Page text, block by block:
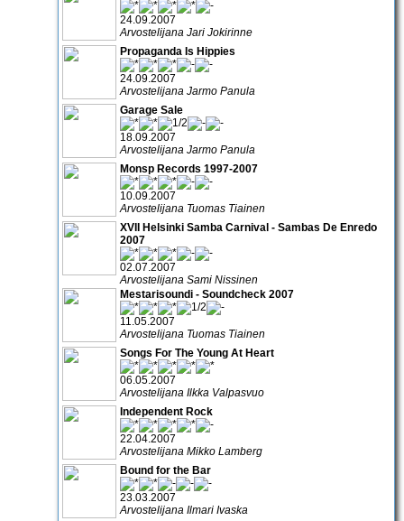
24.09.2007
Arvostelijana Jari Jokirinne
Propaganda Is Hippies
24.09.2007
Arvostelijana Jarmo Panula
Garage Sale
18.09.2007
Arvostelijana Jarmo Panula
Monsp Records 1997-2007
10.09.2007
Arvostelijana Tuomas Tiainen
XVII Helsinki Samba Carnival - Sambas De Enredo
2007
02.07.2007
Arvostelijana Sami Nissinen
Mestarisoundi - Soundcheck 2007
11.05.2007
Arvostelijana Tuomas Tiainen
Songs For The Young At Heart
06.05.2007
Arvostelijana Ilkka Valpasvuo
Independent Rock
22.04.2007
Arvostelijana Mikko Lamberg
Bound for the Bar
23.03.2007
Arvostelijana Ilmari Ivaska